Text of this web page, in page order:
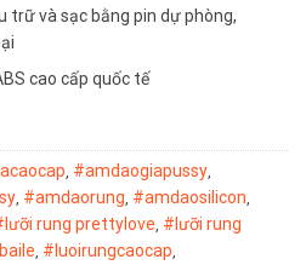
trữ và sạc bằng pin dự phòng,
cao cấp quốc tế
#amdaogiapussy
#amdaorung #amdaosilicon
rung prettylove #lưỡi rung
#luoirungcaocap